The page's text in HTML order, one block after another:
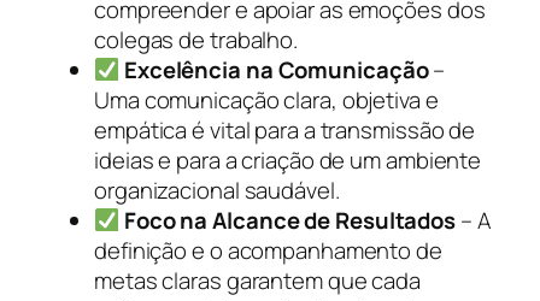
compreender e apoiar as emoções dos
colegas de trabalho.
Excelência na Comunicação–
Uma comunicação clara, objetiva e
empática é vital para a transmissão de
ideias e para a criação de um ambiente
organizacional saudável.
Foco na Alcance de Resultados– A
definição e o acompanhamento de
metas claras garantem que cada